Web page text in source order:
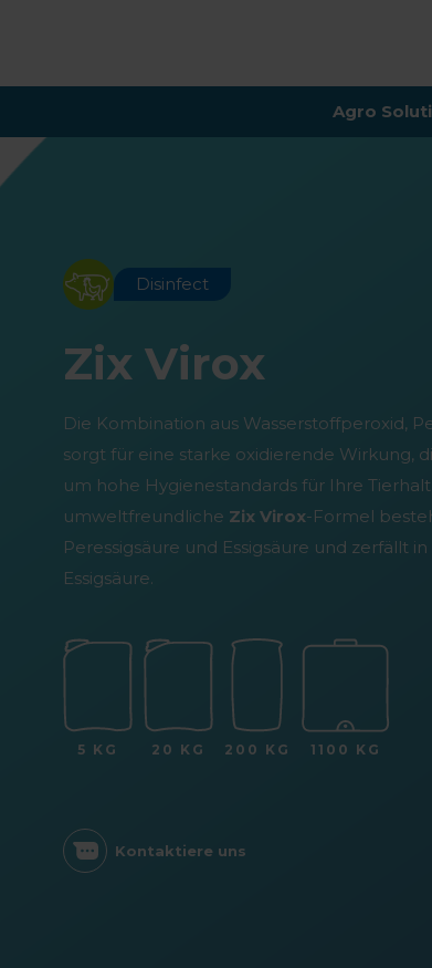
Agro
Disinfect
Zix Virox
Die Kombination aus Wasserstoffperoxid,
sorgt für eine starke oxidierende Wirkung,
um hohe Hygienestandards für Ihre
umweltfreundliche Zix Virox-Formel
Peressigsäure und Essigsäure und zerfällt
Essigsäure.
5 KG 20 KG 200 KG 1100 KG
Kontaktiere uns